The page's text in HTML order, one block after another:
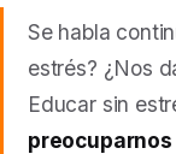
Se habla
estrés? ¿Nos
Educar sin